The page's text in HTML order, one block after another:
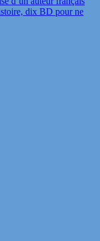
dix BD pour ne